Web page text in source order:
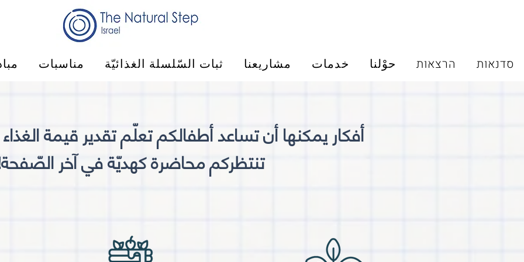
مناسبات ثبات السّلسلة الغذائيّة مشاريعنا خدمات حوْلنا הרצאות סדנאות
أفكار يمكنها أن تساعد أطفالكم تعلّم تقدير قيمة
تنتظركم محاضرة كهديّة في آخر